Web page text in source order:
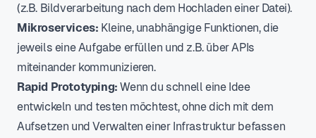
(z.B. Bildverarbeitung nach dem Hochladen einer Datei).
Mikroservices: Kleine, unabhängige Funktionen, die
jeweils eine Aufgabe erfüllen und z.B. über APIs
miteinander kommunizieren.
Rapid Prototyping: Wenn du schnell eine Idee
entwickeln und testen möchtest, ohne dich mit dem
Aufsetzen und Verwalten einer Infrastruktur befassen